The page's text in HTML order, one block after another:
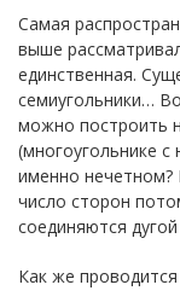
Самая
выше
единственная.
семиугольники…
можно построить
(многоугольнике
именно нечетном?
число сторон
соединяются
Как же